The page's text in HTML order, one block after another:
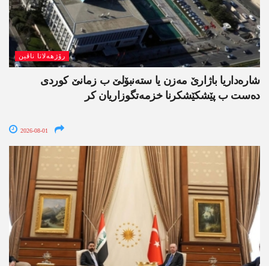
رۆژھەلاتا ناڤین
شارەداریا باژارێ مەزن یا ستەنبۆلێ ب زمانێ کوردی
دەست ب پێشکێشکرنا خزمەتگوزاریان کر
2026-08-01